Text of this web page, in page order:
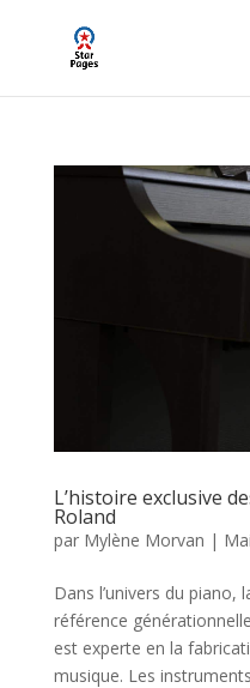
L’histoire exclusive
Roland
par Mylène Morvan |
Dans l’univers du piano,
référence
est experte en la
musique. Les